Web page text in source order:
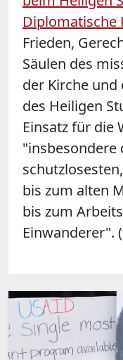
Diplomatische
Frieden,
Säulen des
der Kirche
des Heiligen
Einsatz für die
"insbesondere
bis zum alten
bis zum
Einwanderer".